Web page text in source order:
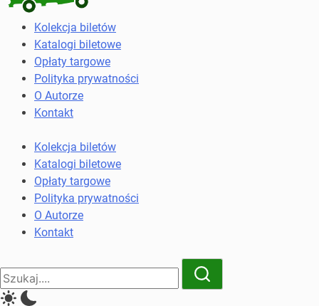
Kolekcja
biletów
komunikacji
miejskiej
kolejowych
Kolekcja biletów
Katalogi biletowe
Opłaty targowe
Polityka prywatności
O Autorze
Kontakt
Kolekcja biletów
Katalogi biletowe
Opłaty targowe
Polityka prywatności
O Autorze
Kontakt
Close
Search
Search